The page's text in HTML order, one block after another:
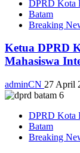
DPRD Kota
Batam
Breaking
Ketua DPRD
Mahasiswa
adminCN 27 April
DPRD Kota
Batam
Breaking